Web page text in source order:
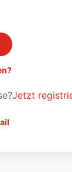
Jetzt